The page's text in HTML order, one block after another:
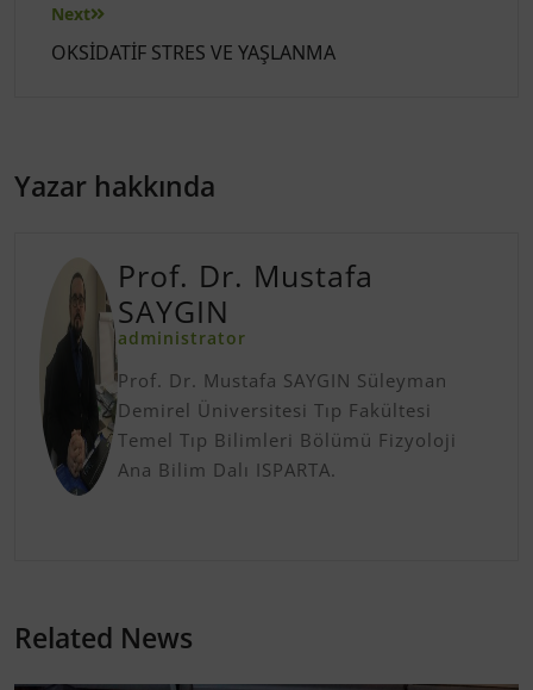
Next
OKSİDATİF STRES VE YAŞLANMA
Yazar hakkında
Prof. Dr. Mustafa
SAYGIN
administrator
Prof. Dr. Mustafa SAYGIN Süleyman
Demirel Üniversitesi Tıp Fakültesi
Temel Tıp Bilimleri Bölümü Fizyoloji
Ana Bilim Dalı ISPARTA.
Related News